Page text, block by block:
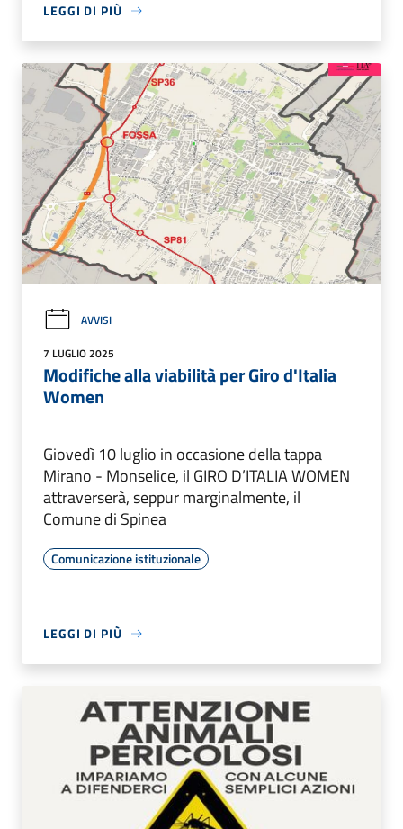
LEGGI DI PIÙ
AVVISI
7 LUGLIO 2025
Modifiche alla viabilità per Giro d'Italia
Women
Giovedì 10 luglio in occasione della tappa
Mirano - Monselice, il GIRO D’ITALIA WOMEN
attraverserà, seppur marginalmente, il
Comune di Spinea
Comunicazione istituzionale
LEGGI DI PIÙ